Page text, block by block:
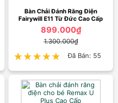
Bàn Chải Đánh Răng Điện
Fairywill E11 Từ Đức Cao Cấp
899.000₫
1.300.000₫
★★★★★
★★★★★ Đã Bán: 55